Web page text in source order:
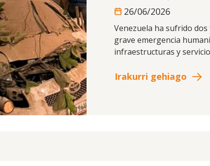
26/06/2026
Venezuela ha sufrido
grave emergencia
infraestructuras y
Irakurri gehiago